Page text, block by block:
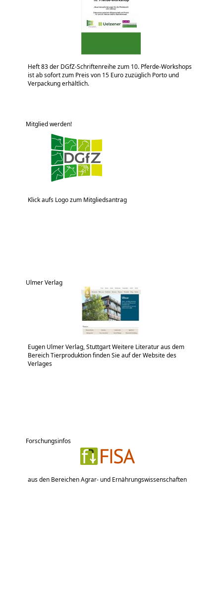
Heft 83 der DGfZ-Schriftenreihe zum 10. Pferde-Workshops
ist ab sofort zum Preis von 15 Euro zuzüglich Porto und
Verpackung erhältlich.
Mitglied werden!
Klick aufs Logo zum Mitgliedsantrag
Ulmer Verlag
Eugen Ulmer Verlag, Stuttgart Weitere Literatur aus dem
Bereich Tierproduktion finden Sie auf der Website des
Verlages
Forschungsinfos
aus den Bereichen Agrar- und Ernährungswissenschaften